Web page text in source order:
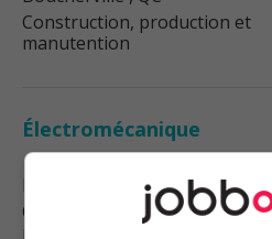
Construction, production et
manutention
Électromécanique
, QC
Construction, production et